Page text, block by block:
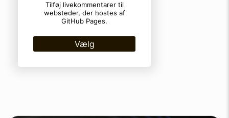
Tilføj livekommentarer til
websteder, der hostes af
GitHub Pages.
Vælg